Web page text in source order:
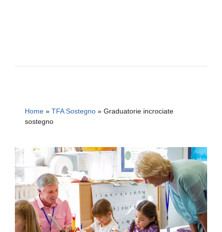
Home » TFA Sostegno » Graduatorie incrociate
sostegno